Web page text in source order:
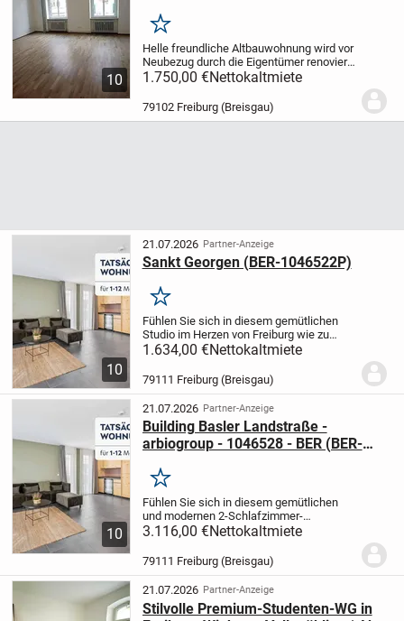
10
WG möglich !!
Merken
Helle freundliche Altbauwohnung wird vor
Neubezug durch die Eigentümer renoviert,
seit 2014 neue Niedrig Energie
Paar, welches geräumig und Stadtnahe
1.750,00 €Nettokaltmiete
79102 Freiburg (Breisgau)
10
21.07.2026 Partner-Anzeige
Sankt Georgen (BER-1046522P)
Merken
Fühlen Sie sich in diesem gemütlichen
Studio im Herzen von Freiburg wie zu
Hause, das modernen Komfort mit dem
Schwarzwaldregion verbindet. Dieses
charmante Studio...
1.634,00 €Nettokaltmiete
79111 Freiburg (Breisgau)
10
21.07.2026 Partner-Anzeige
Building Basler Landstraße -
arbiogroup - 1046528 - BER (BER-
Merken
Fühlen Sie sich in diesem gemütlichen
und modernen 2-Schlafzimmer-
Ferienapartment in Freiburg wie zu Hause,
Raum bietet. Dieses Apartment verfügt
über eine gut...
3.116,00 €Nettokaltmiete
79111 Freiburg (Breisgau)
21.07.2026 Partner-Anzeige
Stilvolle Premium-Studenten-WG in